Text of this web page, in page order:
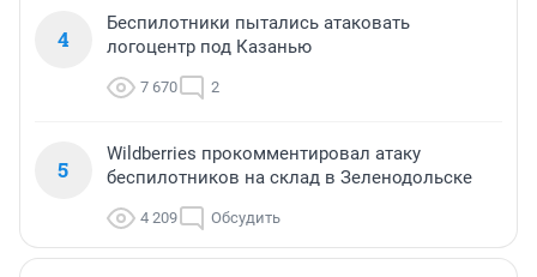
4
Беспилотники пытались атаковать
логоцентр под Казанью
7 670 2
5
Wildberries прокомментировал атаку
беспилотников на склад в Зеленодольске
4 209 Обсудить